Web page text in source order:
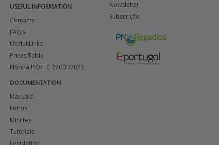
USEFUL INFORMATION
Contacts
FAQ's
Useful Links
Prices Table
Norma ISO/IEC 27001:2022
DOCUMENTATION
Manuals
Forms
Minutes
Tutoriais
Legislation
Newsletter
Subscrição